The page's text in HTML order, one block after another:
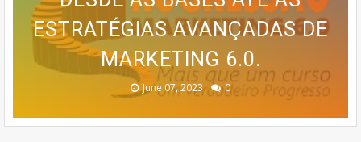
🚨 ÚLTIMAS VAGAS EM IPIRÁ!
🚨
February 23, 2026
EMAGRECER SEM SAIR DE
CASA
August 10, 2025
CURSO DA CASA DOS BOLOS
CASEIROS!
June 13, 2025 0
PROGRAMA AVANÇADO DE
TREINAMENTO DA MEMÓRIA
July 07, 2023 0
ESTRATÉGIAS AVANÇADAS DE
MARKETING 6.0.
June 07, 2023 0